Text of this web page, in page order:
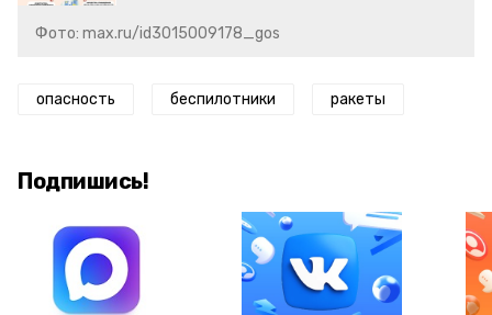
Фото: max.ru/id3015009178_gos
опасность беспилотники ракеты
Подпишись!